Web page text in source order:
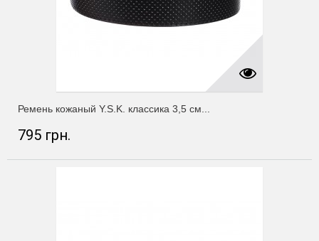
Ремень кожаный Y.S.K. классика 3,5 см...
795 грн.